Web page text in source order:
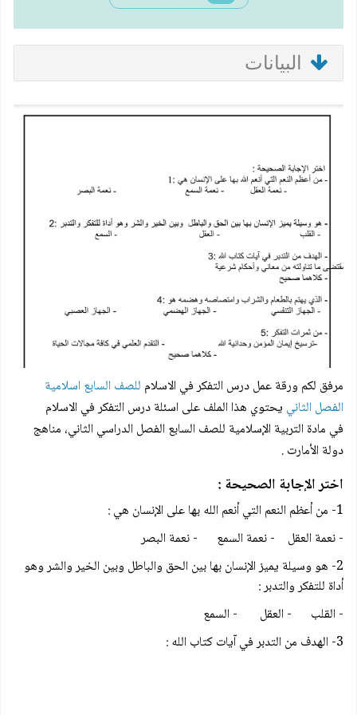
البيانات
مرفق لكم ورقة عمل درس التفكر في الاسلام للصف السابع اسلامية
الفصل الثاني يحتوي هذا الملف على اسئلة درس التفكر في الاسلام
في مادة التربية الإسلامية للصف السابع الفصل الدراسي الثاني، مناهج
دولة الأمارت .
اختر الإجابة الصحيحة :
1- من أعظم النعم التي أنعم الله بها على الإنسان هي :
- نعمة العقل - نعمة السمع - نعمة البصر
2- هو وسيلة يميز الإنسان بها بين الحق والباطل وبين الخير والشر وهو
أداة للتفكر والتدبر :
- القلب - العقل - السمع
3- الهدف من التدبر في آيات كتاب الله :